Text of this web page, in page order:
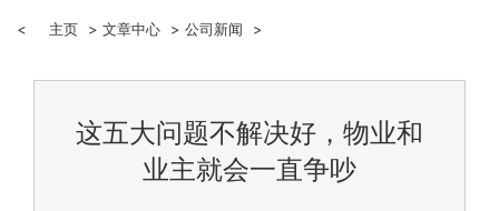
< 主页 > 文章中心 > 公司新闻 >
这五大问题不解决好，物业和
业主就会一直争吵